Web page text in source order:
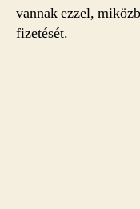
vannak ezzel,
fizetését.